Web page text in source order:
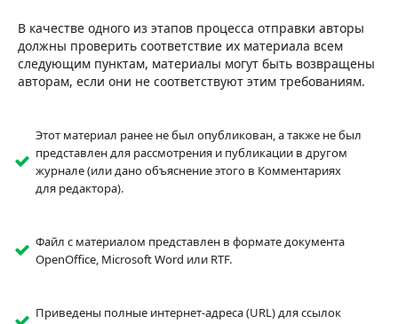
В качестве одного из этапов процесса отправки авторы
должны проверить соответствие их материала всем
следующим пунктам, материалы могут быть возвращены
авторам, если они не соответствуют этим требованиям.
Этот материал ранее не был опубликован, а также не был
представлен для рассмотрения и публикации в другом
журнале (или дано объяснение этого в Комментариях
для редактора).
Файл с материалом представлен в формате документа
OpenOffice, Microsoft Word или RTF.
Приведены полные интернет-адреса (URL) для ссылок